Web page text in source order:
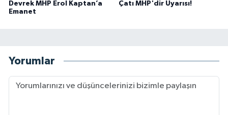
Devrek MHP Erol Kaptan’a
Emanet
Çatı MHP'dir Uyarısı!
Yorumlar